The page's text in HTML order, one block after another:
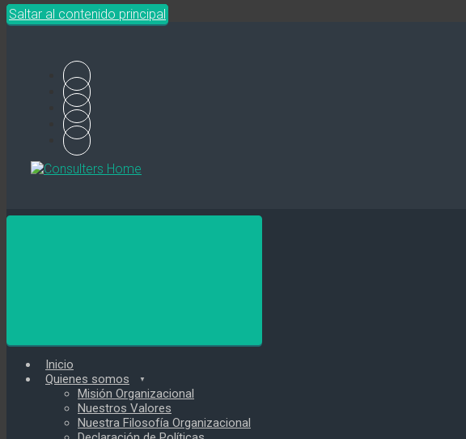
Saltar al contenido principal
Inicio
Quienes somos
Misión Organizacional
Nuestros Valores
Nuestra Filosofía Organizacional